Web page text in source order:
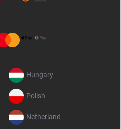
Hungary
Polish
Netherland